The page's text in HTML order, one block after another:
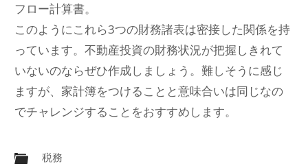
フロー計算書。
このようにこれら3つの財務諸表は密接した関係を持
っています。不動産投資の財務状況が把握しきれて
いないのならぜひ作成しましょう。難しそうに感じ
ますが、家計簿をつけることと意味合いは同じなの
でチャレンジすることをおすすめします。
税務